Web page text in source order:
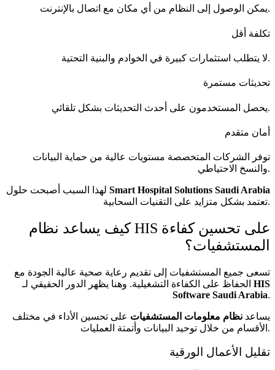
يمكن الوصول إلى النظام من أي مكان مع اتصال بالإنترنت.
تكلفة أقل
لا يتطلب استثمارات كبيرة في الخوادم والبنية التحتية.
تحديثات مستمرة
يحصل المستخدمون على أحدث التحديثات بشكل تلقائي.
أمان متقدم
توفر الشركات المتخصصة مستويات عالية من حماية البيانات
والنسخ الاحتياطي.
Smart Hospital Solutions Saudi Arabia
تعتمد بشكل متزايد على التقنيات السحابية.
كيف يساعد نظام HIS على تحسين كفاءة
المستشفيات؟
تسعى جميع المستشفيات إلى تقديم رعاية صحية عالية الجودة مع
HIS
Software Saudi Arabia.
يساعد نظام معلومات المستشفيات على تحسين الأداء في مختلف
الأقسام من خلال توحيد البيانات وأتمتة العمليات.
تقليل الأعمال الورقية